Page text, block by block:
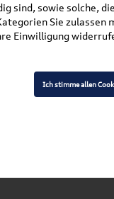
»
sind, sowie solche,
Sie zulassen
Einwilligung
Ich stimme allen